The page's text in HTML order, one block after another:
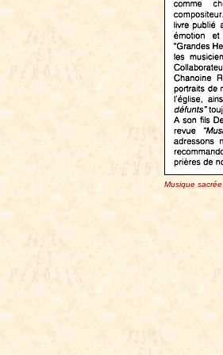
Musique sacrée